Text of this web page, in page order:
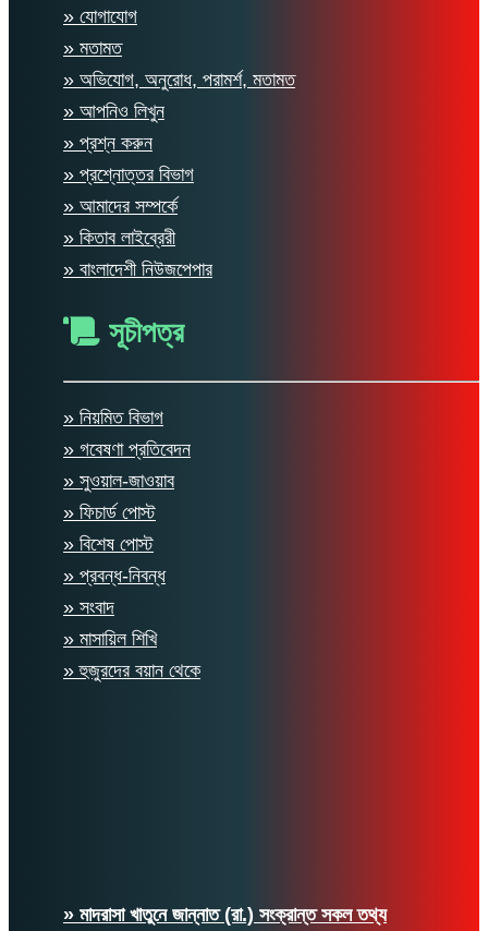
» যোগাযোগ
» মতামত
» অভিযোগ, অনুরোধ, পরামর্শ, মতামত
» আপনিও লিখুন
» প্রশ্ন করুন
» প্রশ্নোত্তর বিভাগ
» আমাদের সম্পর্কে
» কিতাব লাইব্রেরী
» বাংলাদেশী নিউজপেপার
সূচীপত্র
» নিয়মিত বিভাগ
» গবেষণা প্রতিবেদন
» সুওয়াল-জাওয়াব
» ফিচার্ড পোস্ট
» বিশেষ পোস্ট
» প্রবন্ধ-নিবন্ধ
» সংবাদ
» মাসায়িল শিখি
» হুজুরদের বয়ান থেকে
» মাদরাসা খাতুনে জান্নাত (রা.) সংক্রান্ত সকল তথ্য